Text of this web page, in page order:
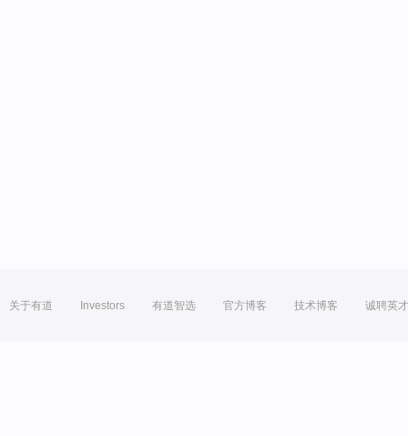
关于有道 Investors 有道智选 官方博客 技术博客 诚聘英才